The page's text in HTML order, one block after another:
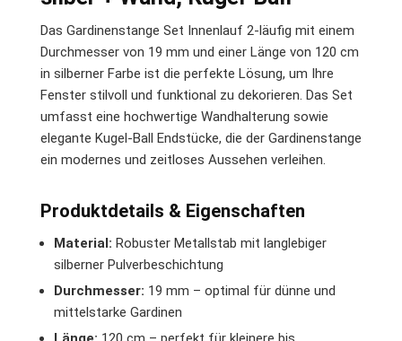
Das Gardinenstange Set Innenlauf 2-läufig mit einem
Durchmesser von 19 mm und einer Länge von 120 cm
in silberner Farbe ist die perfekte Lösung, um Ihre
Fenster stilvoll und funktional zu dekorieren. Das Set
umfasst eine hochwertige Wandhalterung sowie
elegante Kugel-Ball Endstücke, die der Gardinenstange
ein modernes und zeitloses Aussehen verleihen.
Produktdetails & Eigenschaften
Material: Robuster Metallstab mit langlebiger
silberner Pulverbeschichtung
Durchmesser: 19 mm – optimal für dünne und
mittelstarke Gardinen